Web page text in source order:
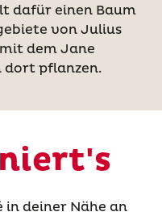
dafür einen Baum
von Julius
dem Jane
dort pflanzen.
in deiner Nähe an